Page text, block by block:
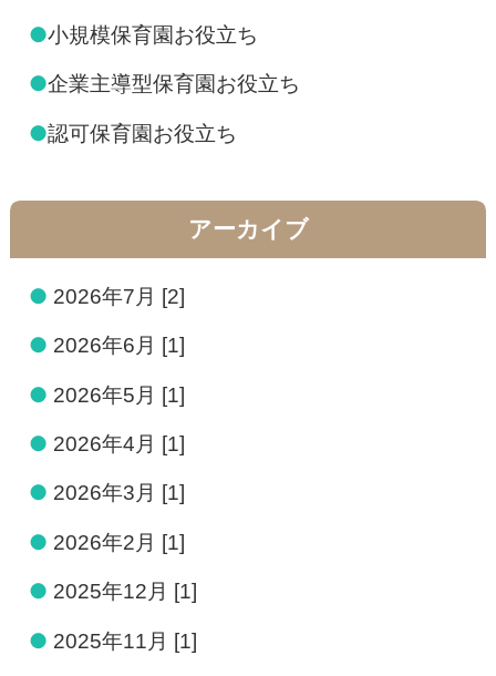
●小規模保育園お役立ち
●企業主導型保育園お役立ち
●認可保育園お役立ち
アーカイブ
● 2026年7月 [2]
● 2026年6月 [1]
● 2026年5月 [1]
● 2026年4月 [1]
● 2026年3月 [1]
● 2026年2月 [1]
● 2025年12月 [1]
● 2025年11月 [1]